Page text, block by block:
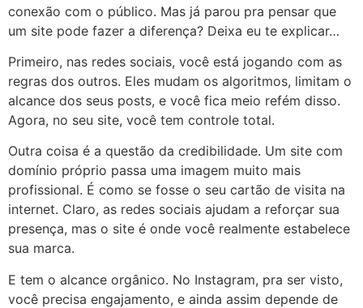
conexão com o público. Mas já parou pra pensar que
um site pode fazer a diferença? Deixa eu te explicar…
Primeiro, nas redes sociais, você está jogando com as
regras dos outros. Eles mudam os algoritmos, limitam o
alcance dos seus posts, e você fica meio refém disso.
Agora, no seu site, você tem controle total.
Outra coisa é a questão da credibilidade. Um site com
domínio próprio passa uma imagem muito mais
profissional. É como se fosse o seu cartão de visita na
internet. Claro, as redes sociais ajudam a reforçar sua
presença, mas o site é onde você realmente estabelece
sua marca.
E tem o alcance orgânico. No Instagram, pra ser visto,
você precisa engajamento, e ainda assim depende de